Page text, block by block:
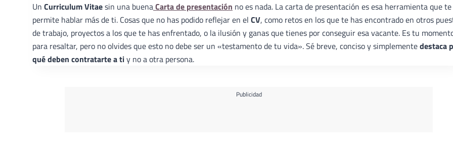
Un Curriculum Vitaesin una buenaCarta de presentación no es nada. La carta de presentación es esa herramienta que te
permite hablar más de ti. Cosas que no has podido reflejar en el CV, como retos en los que te has encontrado en otros
de trabajo, proyectos a los que te has enfrentado, o la ilusión y ganas que tienes por conseguir esa vacante. Es tu
para resaltar, pero no olvides que esto no debe ser un «testamento de tu vida». Sé breve, conciso y simplementedestaca
qué deben contratarte a tiy no a otra persona.
Publicidad